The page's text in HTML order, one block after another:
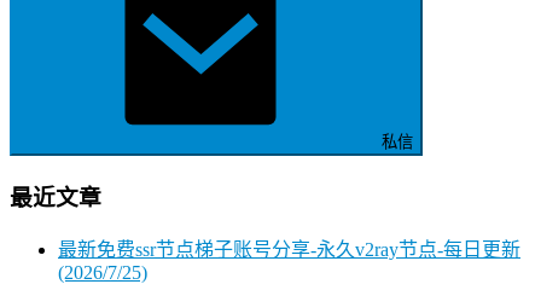
私信
最近文章
最新免费ssr节点梯子账号分享-永久v2ray节点-每日更新
(2026/7/25)